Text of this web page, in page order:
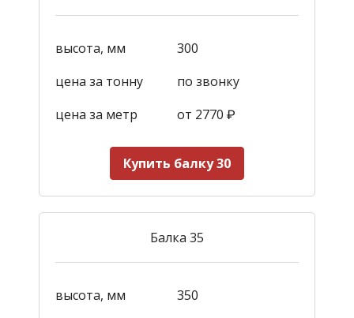
высота, мм
300
цена за тонну
по звонку
цена за метр
от 2770 ₽
Купить балку 30
Балка 35
высота, мм
350